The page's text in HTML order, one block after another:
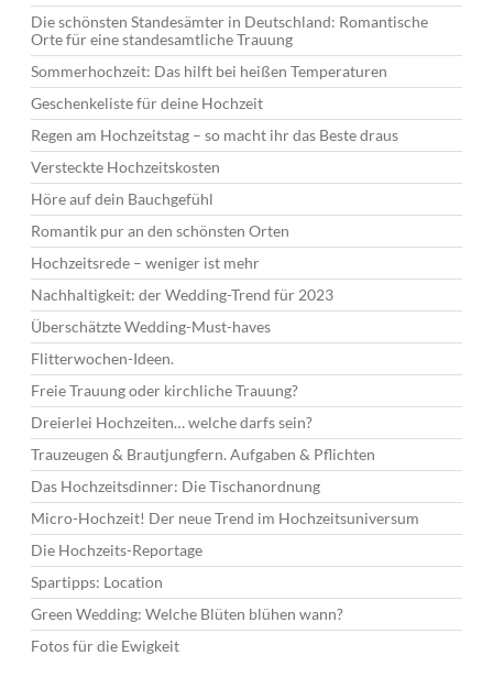
Die schönsten Standesämter in Deutschland: Romantische
Orte für eine standesamtliche Trauung
Sommerhochzeit: Das hilft bei heißen Temperaturen
Geschenkeliste für deine Hochzeit
Regen am Hochzeitstag – so macht ihr das Beste draus
Versteckte Hochzeitskosten
Höre auf dein Bauchgefühl
Romantik pur an den schönsten Orten
Hochzeitsrede – weniger ist mehr
Nachhaltigkeit: der Wedding-Trend für 2023
Überschätzte Wedding-Must-haves
Flitterwochen-Ideen.
Freie Trauung oder kirchliche Trauung?
Dreierlei Hochzeiten… welche darfs sein?
Trauzeugen & Brautjungfern. Aufgaben & Pflichten
Das Hochzeitsdinner: Die Tischanordnung
Micro-Hochzeit! Der neue Trend im Hochzeitsuniversum
Die Hochzeits-Reportage
Spartipps: Location
Green Wedding: Welche Blüten blühen wann?
Fotos für die Ewigkeit